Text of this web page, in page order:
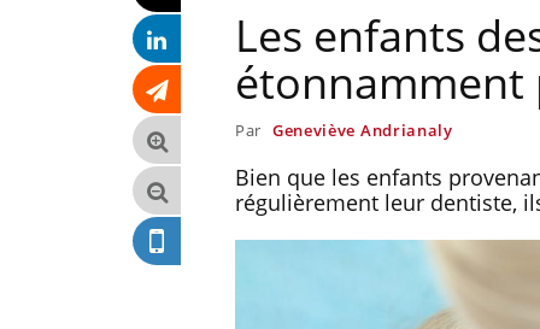
Les enfants
étonnamment
Par Geneviève Andrianaly
Bien que les enfants
régulièrement leur dentiste,